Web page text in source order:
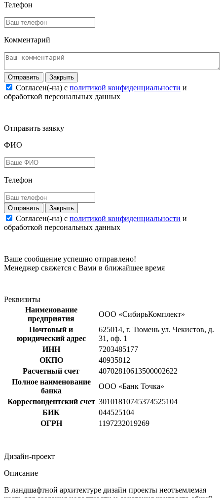
Телефон
Комментарий
Закрыть
Согласен(-на) c политикой конфиденциальности и
обработкой персональных данных
Отправить заявку
ФИО
Телефон
Закрыть
Согласен(-на) c политикой конфиденциальности и
обработкой персональных данных
Ваше сообщение успешно отправлено!
Менеджер свяжется с Вами в ближайшее время
Реквизиты
Наименование
предприятия
ООО «СибирьКомплект»
Почтовый и
юридический адрес
625014, г. Тюмень ул. Чекистов, д.
31, оф. 1
ИНН
7203485177
ОКПО
40935812
Расчетный счет
40702810613500002622
Полное наименование
банка
ООО «Банк Точка»
Корреспондентский счет 30101810745374525104
БИК
044525104
ОГРН
1197232019269
Дизайн-проект
Описание
В ландшафтной архитектуре дизайн проекты неотъемлемая